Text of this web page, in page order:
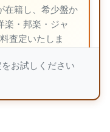
在籍し、希少盤か
楽・邦楽・ジャ
査定いたしま
お試しください